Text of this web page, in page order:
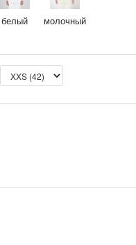
белый молочный